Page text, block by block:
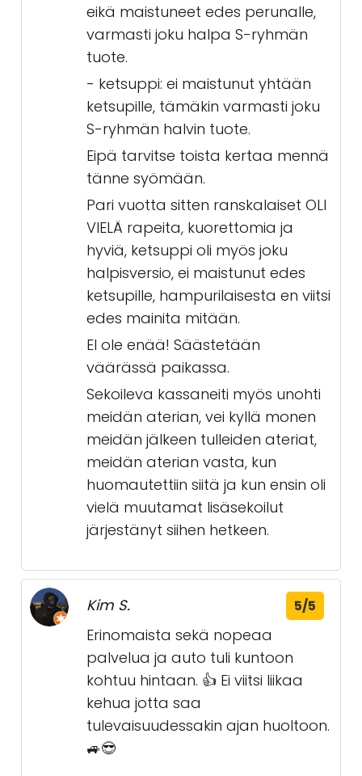
eikä maistuneet edes perunalle,
varmasti joku halpa S-ryhmän
tuote.
- ketsuppi: ei maistunut yhtään
ketsupille, tämäkin varmasti joku
S-ryhmän halvin tuote.
Eipä tarvitse toista kertaa mennä
tänne syömään.
Pari vuotta sitten ranskalaiset OLI
VIELÄ rapeita, kuorettomia ja
hyviä, ketsuppi oli myös joku
halpisversio, ei maistunut edes
ketsupille, hampurilaisesta en viitsi
edes mainita mitään.
EI ole enää! Säästetään
väärässä paikassa.
Sekoileva kassaneiti myös unohti
meidän aterian, vei kyllä monen
meidän jälkeen tulleiden ateriat,
meidän aterian vasta, kun
huomautettiin siitä ja kun ensin oli
vielä muutamat lisäsekoilut
järjestänyt siihen hetkeen.
Kim S. 5/5
Erinomaista sekä nopeaa
palvelua ja auto tuli kuntoon
kohtuu hintaan. 👍 Ei viitsi liikaa
kehua jotta saa
tulevaisuudessakin ajan huoltoon.
🚙😎